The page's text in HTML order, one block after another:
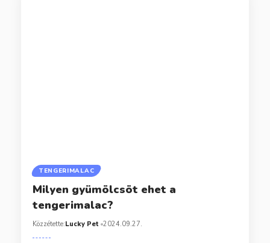
TENGERIMALAC
Milyen gyümölcsöt ehet a
tengerimalac?
Közzétette:Lucky Pet 2024.09.27.